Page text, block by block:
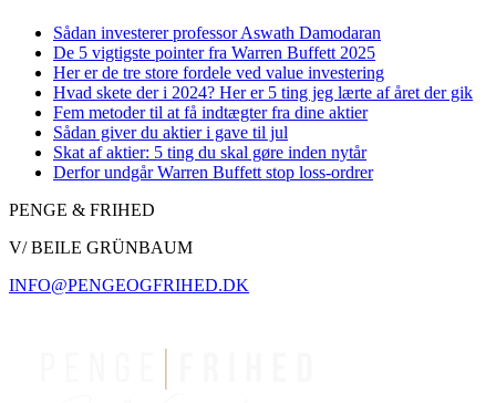
Sådan investerer professor Aswath Damodaran
De 5 vigtigste pointer fra Warren Buffett 2025
Her er de tre store fordele ved value investering
Hvad skete der i 2024? Her er 5 ting jeg lærte af året der gik
Fem metoder til at få indtægter fra dine aktier
Sådan giver du aktier i gave til jul
Skat af aktier: 5 ting du skal gøre inden nytår
Derfor undgår Warren Buffett stop loss-ordrer
PENGE & FRIHED
V/ BEILE GRÜNBAUM
INFO@PENGEOGFRIHED.DK